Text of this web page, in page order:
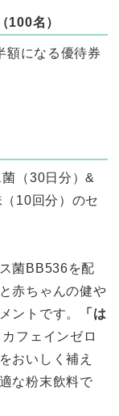
100名）
額になる優待券
（30日分）&
10回分）のセ
菌BB536を配
赤ちゃんの健や
ントです。
「は
カフェインゼロ
おいしく補え
な粉末飲料で